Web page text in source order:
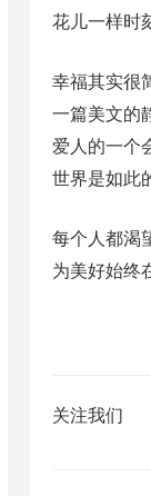
花儿一样时
幸福其实很
一篇美文的
爱人的一个
世界是如此
每个人都渴
为美好始终
关注我们